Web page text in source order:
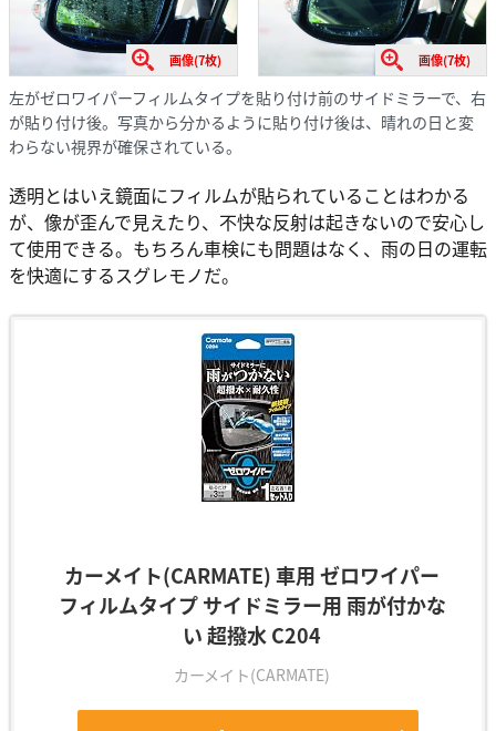
画像(7枚) 画像(7枚)
左がゼロワイパーフィルムタイプを貼り付け前のサイドミラーで、右
が貼り付け後。写真から分かるように貼り付け後は、晴れの日と変
わらない視界が確保されている。
透明とはいえ鏡面にフィルムが貼られていることはわかる
が、像が歪んで見えたり、不快な反射は起きないので安心し
て使用できる。もちろん車検にも問題はなく、雨の日の運転
を快適にするスグレモノだ。
カーメイト(CARMATE) 車用 ゼロワイパー
フィルムタイプ サイドミラー用 雨が付かな
い 超撥水 C204
カーメイト(CARMATE)